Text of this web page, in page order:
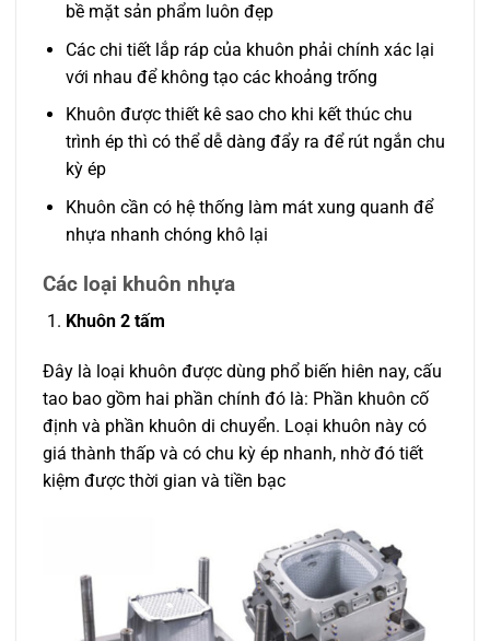
bề mặt sản phẩm luôn đẹp
Các chi tiết lắp ráp của khuôn phải chính xác lại
với nhau để không tạo các khoảng trống
Khuôn được thiết kê sao cho khi kết thúc chu
trình ép thì có thể dễ dàng đẩy ra để rút ngắn chu
kỳ ép
Khuôn cần có hệ thống làm mát xung quanh để
nhựa nhanh chóng khô lại
Các loại khuôn nhựa
Khuôn 2 tấm
Đây là loại khuôn được dùng phổ biến hiên nay, cấu
tao bao gồm hai phần chính đó là: Phần khuôn cố
định và phần khuôn di chuyển. Loại khuôn này có
giá thành thấp và có chu kỳ ép nhanh, nhờ đó tiết
kiệm được thời gian và tiền bạc